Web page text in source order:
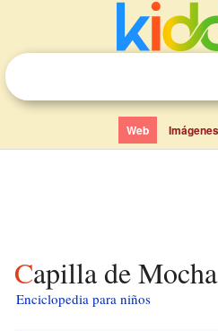
Web Imágenes
Capilla de
Enciclopedia para niños